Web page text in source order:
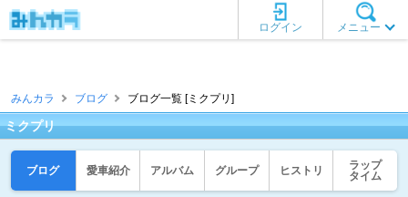
メニュー
ログイン
みんカラ ブログ ブログ一覧 [ミクプリ]
ミクプリ
ブログ 愛車紹介 アルバム グループ ヒストリ
ラップ
タイム